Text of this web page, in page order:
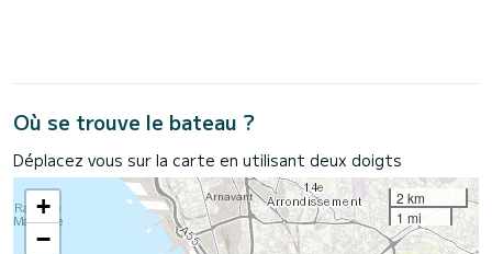
Où se trouve le bateau ?
Déplacez vous sur la carte en utilisant deux doigts
+
−
2 km
1 mi